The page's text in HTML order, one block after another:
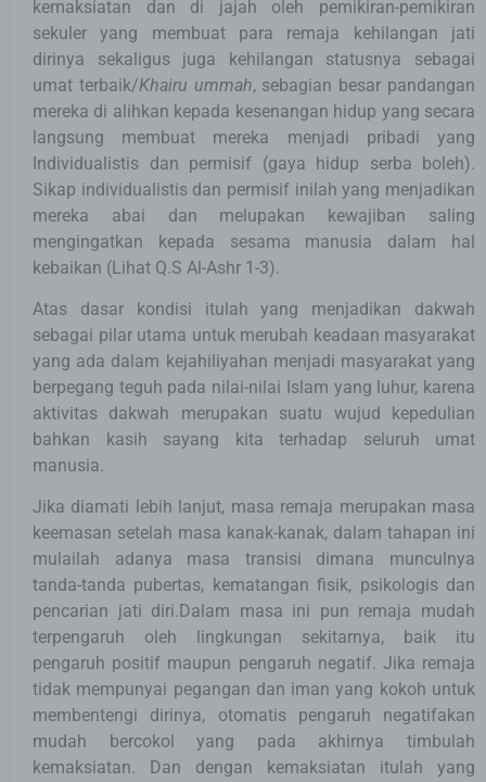
kemaksiatan dan di jajah oleh pemikiran-pemikiran
sekuler yang membuat para remaja kehilangan jati
dirinya sekaligus juga kehilangan statusnya sebagai
umat terbaik/Khairu ummah, sebagian besar pandangan
mereka di alihkan kepada kesenangan hidup yang secara
langsung membuat mereka menjadi pribadi yang
Individualistis dan permisif (gaya hidup serba boleh).
Sikap individualistis dan permisif inilah yang menjadikan
mereka abai dan melupakan kewajiban saling
mengingatkan kepada sesama manusia dalam hal
kebaikan (Lihat Q.S Al-Ashr 1-3).
Atas dasar kondisi itulah yang menjadikan dakwah
sebagai pilar utama untuk merubah keadaan masyarakat
yang ada dalam kejahiliyahan menjadi masyarakat yang
berpegang teguh pada nilai-nilai Islam yang luhur, karena
aktivitas dakwah merupakan suatu wujud kepedulian
bahkan kasih sayang kita terhadap seluruh umat
manusia.
Jika diamati lebih lanjut, masa remaja merupakan masa
keemasan setelah masa kanak-kanak, dalam tahapan ini
mulailah adanya masa transisi dimana munculnya
tanda-tanda pubertas, kematangan fisik, psikologis dan
pencarian jati diri.Dalam masa ini pun remaja mudah
terpengaruh oleh lingkungan sekitarnya, baik itu
pengaruh positif maupun pengaruh negatif. Jika remaja
tidak mempunyai pegangan dan iman yang kokoh untuk
membentengi dirinya, otomatis pengaruh negatifakan
mudah bercokol yang pada akhirnya timbulah
kemaksiatan. Dan dengan kemaksiatan itulah yang